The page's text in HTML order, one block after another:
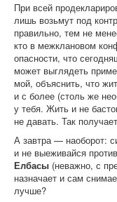
При всей
лишь возьмут под
правильно, тем не
кто в межклановом
опасности, что
может выглядеть
мой, объяснить, что
и с более (столь же
у тебя. Жить и не
не давать. Так
А завтра — наоборот:
и не выеживайся
Елбасы (неважно, с
назначает и сам
лучше?